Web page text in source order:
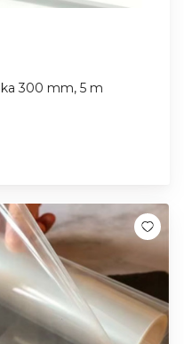
300 mm, 5 m